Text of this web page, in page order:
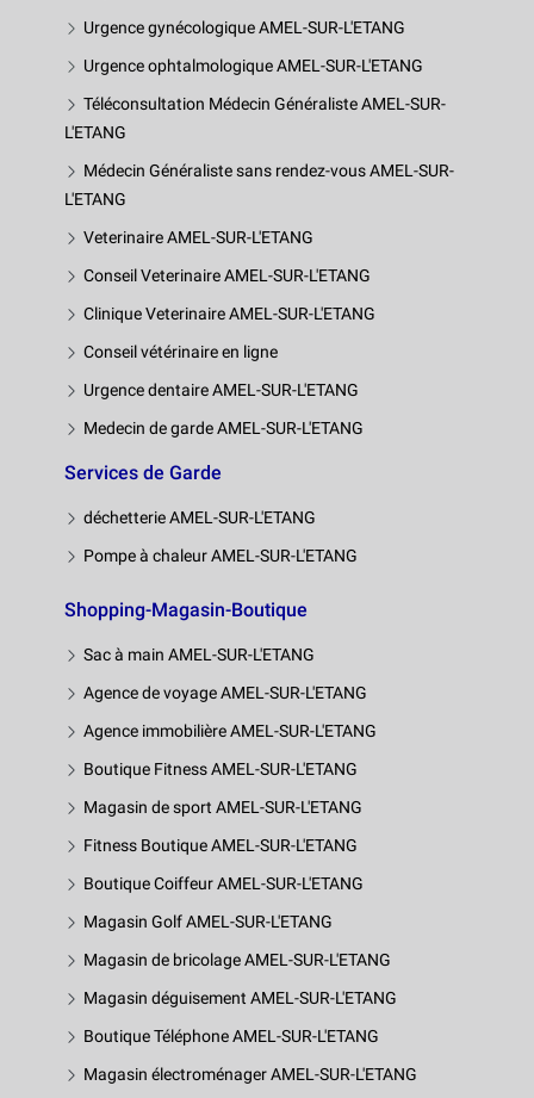
Urgence gynécologique AMEL-SUR-L'ETANG
Urgence ophtalmologique AMEL-SUR-L'ETANG
Téléconsultation Médecin Généraliste AMEL-SUR-
L'ETANG
Médecin Généraliste sans rendez-vous AMEL-SUR-
L'ETANG
Veterinaire AMEL-SUR-L'ETANG
Conseil Veterinaire AMEL-SUR-L'ETANG
Clinique Veterinaire AMEL-SUR-L'ETANG
Conseil vétérinaire en ligne
Urgence dentaire AMEL-SUR-L'ETANG
Medecin de garde AMEL-SUR-L'ETANG
Services de Garde
déchetterie AMEL-SUR-L'ETANG
Pompe à chaleur AMEL-SUR-L'ETANG
Shopping-Magasin-Boutique
Sac à main AMEL-SUR-L'ETANG
Agence de voyage AMEL-SUR-L'ETANG
Agence immobilière AMEL-SUR-L'ETANG
Boutique Fitness AMEL-SUR-L'ETANG
Magasin de sport AMEL-SUR-L'ETANG
Fitness Boutique AMEL-SUR-L'ETANG
Boutique Coiffeur AMEL-SUR-L'ETANG
Magasin Golf AMEL-SUR-L'ETANG
Magasin de bricolage AMEL-SUR-L'ETANG
Magasin déguisement AMEL-SUR-L'ETANG
Boutique Téléphone AMEL-SUR-L'ETANG
Magasin électroménager AMEL-SUR-L'ETANG